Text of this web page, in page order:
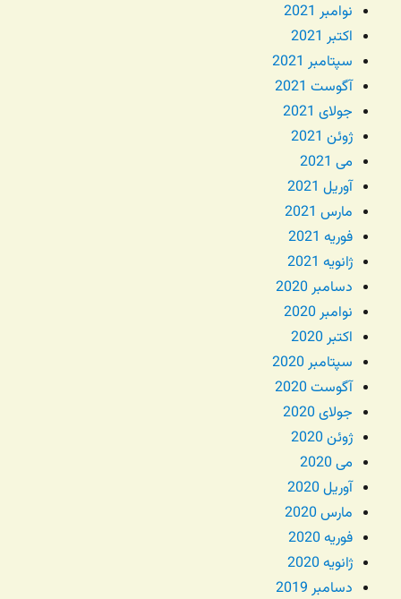
نوامبر 2021
اکتبر 2021
سپتامبر 2021
آگوست 2021
جولای 2021
ژوئن 2021
می 2021
آوریل 2021
مارس 2021
فوریه 2021
ژانویه 2021
دسامبر 2020
نوامبر 2020
اکتبر 2020
سپتامبر 2020
آگوست 2020
جولای 2020
ژوئن 2020
می 2020
آوریل 2020
مارس 2020
فوریه 2020
ژانویه 2020
دسامبر 2019